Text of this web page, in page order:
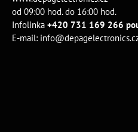
od 09:00 hod. do 16:00 hod.
Infolinka +420 731 169 266
E-mail: